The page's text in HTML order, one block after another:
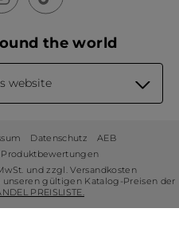
the world
website
Datenschutz
AEB
Produktbewertungen
und zzgl. Versandkosten
gültigen Katalog-Preisen der
PREISLISTE.